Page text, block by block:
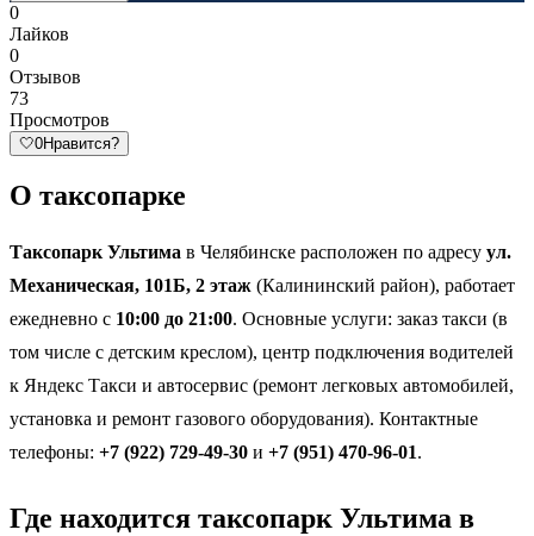
0
Лайков
0
Отзывов
73
Просмотров
🤍0Нравится?
О таксопарке
Таксопарк Ультима в Челябинске расположен по адресу ул.
Механическая, 101Б, 2 этаж (Калининский район), работает
ежедневно с 10:00 до 21:00. Основные услуги: заказ такси (в
том числе с детским креслом), центр подключения водителей
к Яндекс Такси и автосервис (ремонт легковых автомобилей,
установка и ремонт газового оборудования). Контактные
телефоны: +7 (922) 729-49-30 и +7 (951) 470-96-01.
Где находится таксопарк Ультима в